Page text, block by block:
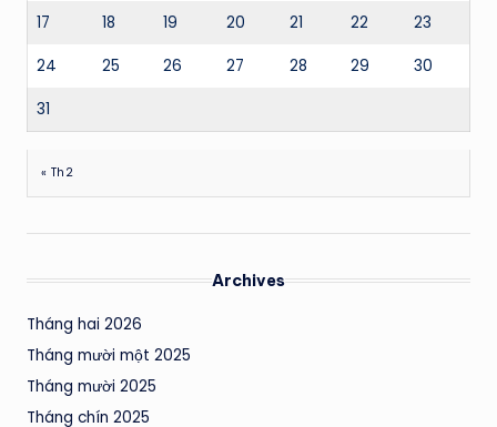
17 18 19 20 21 22 23
24 25 26 27 28 29 30
31
« Th2
Archives
Tháng hai 2026
Tháng mười một 2025
Tháng mười 2025
Tháng chín 2025